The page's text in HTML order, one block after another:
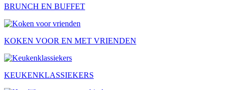
BRUNCH EN BUFFET
KOKEN VOOR EN MET VRIENDEN
KEUKENKLASSIEKERS